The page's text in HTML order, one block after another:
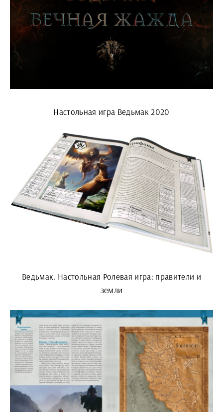
Настольная игра Ведьмак 2020
Ведьмак. Настольная Ролевая игра: правители и
земли